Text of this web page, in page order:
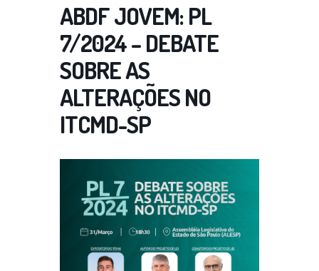
ABDF JOVEM: PL
7/2024 – DEBATE
SOBRE AS
ALTERAÇÕES NO
ITCMD-SP